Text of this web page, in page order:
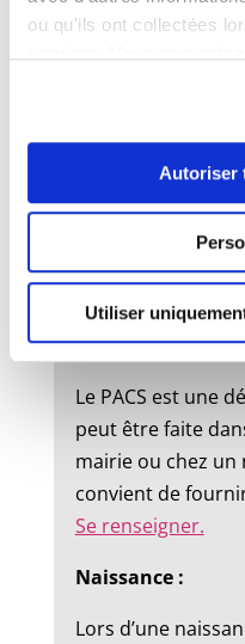
ou qu'ils ont collectées
Autoriser
Utiliser
État civil
Mariage :
Un dossier de
mairie. Le
la commune où
son domicile ou
Pacs :
Le PACS est une
peut être faite
mairie ou chez
convient de
Se renseigner.
Naissance :
Lors d’une